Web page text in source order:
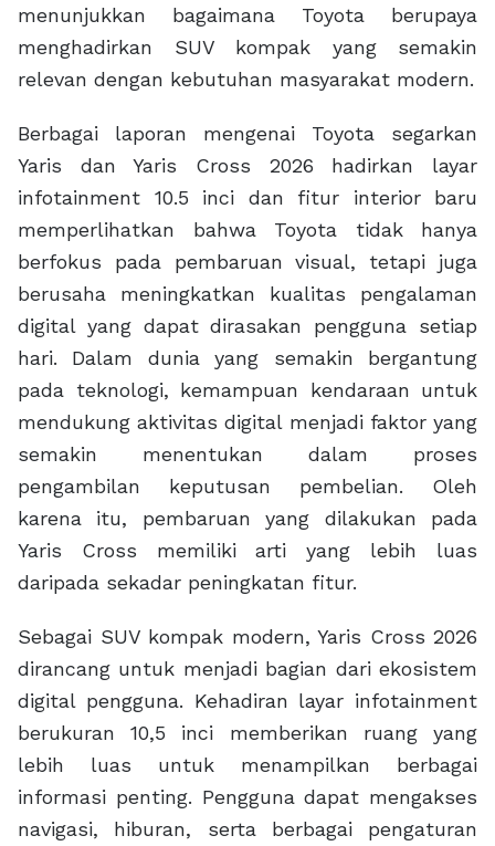
menunjukkan bagaimana Toyota berupaya
menghadirkan SUV kompak yang semakin
relevan dengan kebutuhan masyarakat modern.
Berbagai laporan mengenai Toyota segarkan
Yaris dan Yaris Cross 2026 hadirkan layar
infotainment 10.5 inci dan fitur interior baru
memperlihatkan bahwa Toyota tidak hanya
berfokus pada pembaruan visual, tetapi juga
berusaha meningkatkan kualitas pengalaman
digital yang dapat dirasakan pengguna setiap
hari. Dalam dunia yang semakin bergantung
pada teknologi, kemampuan kendaraan untuk
mendukung aktivitas digital menjadi faktor yang
semakin menentukan dalam proses
pengambilan keputusan pembelian. Oleh
karena itu, pembaruan yang dilakukan pada
Yaris Cross memiliki arti yang lebih luas
daripada sekadar peningkatan fitur.
Sebagai SUV kompak modern, Yaris Cross 2026
dirancang untuk menjadi bagian dari ekosistem
digital pengguna. Kehadiran layar infotainment
berukuran 10,5 inci memberikan ruang yang
lebih luas untuk menampilkan berbagai
informasi penting. Pengguna dapat mengakses
navigasi, hiburan, serta berbagai pengaturan